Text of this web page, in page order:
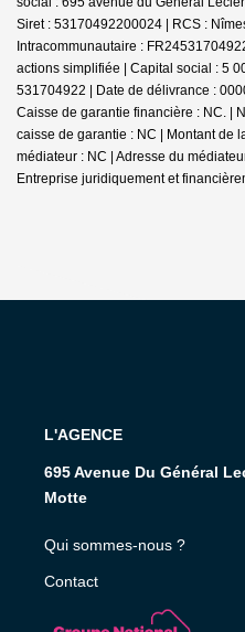
Siret : 53170492200024 | RCS :
Intracommunautaire :
actions simplifiée | Capital social : 5
531704922 | Date de délivrance :
Caisse de garantie financière : NC. |
caisse de garantie : NC | Montant de
médiateur : NC | Adresse du
Entreprise juridiquement et
L'AGENCE
695 Avenue Du Général
Motte
Qui sommes-nous ?
Contact